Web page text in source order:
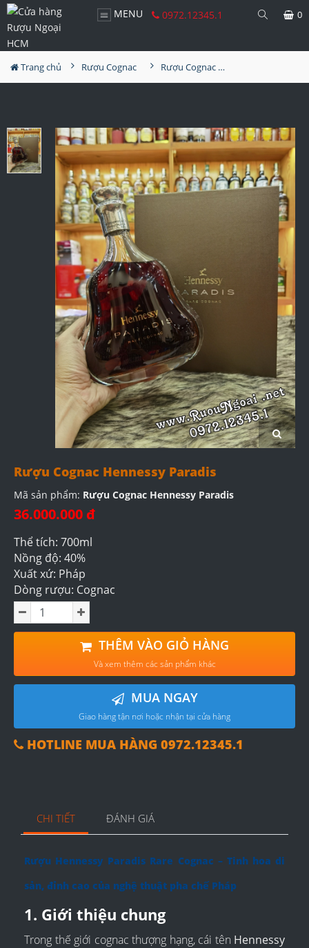
MENU 0972.12345.1 0
Trang chủ Rượu Cognac Rượu Cognac Hennessy Paradis
Rượu Cognac Hennessy Paradis
Mã sản phẩm: Rượu Cognac Hennessy Paradis
36.000.000 đ
Thể tích: 700ml
Nồng độ: 40%
Xuất xứ: Pháp
Dòng rượu: Cognac
THÊM VÀO GIỎ HÀNG
Và xem thêm các sản phẩm khác
MUA NGAY
Giao hàng tận nơi hoặc nhận tại cửa hàng
HOTLINE MUA HÀNG 0972.12345.1
CHI TIẾT ĐÁNH GIÁ
Rượu Hennessy Paradis Rare Cognac – Tinh hoa di
sản, đỉnh cao của nghệ thuật pha chế Pháp
1. Giới thiệu chung
Trong thế giới cognac thượng hạng, cái tên Hennessy